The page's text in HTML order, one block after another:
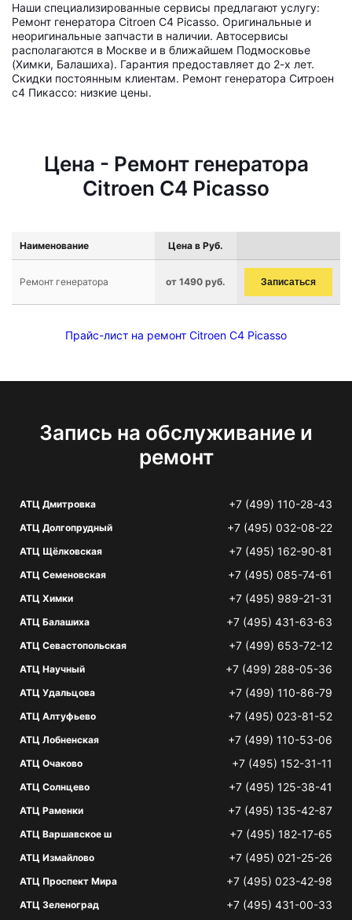
Наши специализированные сервисы предлагают услугу:
Ремонт генератора Citroen C4 Picasso. Оригинальные и
неоригинальные запчасти в наличии. Автосервисы
располагаются в Москве и в ближайшем Подмосковье
(Химки, Балашиха). Гарантия предоставляет до 2-х лет.
Скидки постоянным клиентам. Ремонт генератора Ситроен
с4 Пикассо: низкие цены.
Цена - Ремонт генератора
Citroen C4 Picasso
Наименование Цена в Руб.
Ремонт генератора от 1490 руб. Записаться
Прайс-лист на ремонт Citroen C4 Picasso
Запись на обслуживание и
ремонт
АТЦ Дмитровка +7 (499) 110-28-43
АТЦ Долгопрудный +7 (495) 032-08-22
АТЦ Щёлковская +7 (495) 162-90-81
АТЦ Семеновская +7 (495) 085-74-61
АТЦ Химки +7 (495) 989-21-31
АТЦ Балашиха +7 (495) 431-63-63
АТЦ Севастопольская +7 (499) 653-72-12
АТЦ Научный +7 (499) 288-05-36
АТЦ Удальцова +7 (499) 110-86-79
АТЦ Алтуфьево +7 (495) 023-81-52
АТЦ Лобненская +7 (499) 110-53-06
АТЦ Очаково +7 (495) 152-31-11
АТЦ Солнцево +7 (495) 125-38-41
АТЦ Раменки +7 (495) 135-42-87
АТЦ Варшавское ш +7 (495) 182-17-65
АТЦ Измайлово +7 (495) 021-25-26
АТЦ Проспект Мира +7 (495) 023-42-98
АТЦ Зеленоград +7 (495) 431-00-33